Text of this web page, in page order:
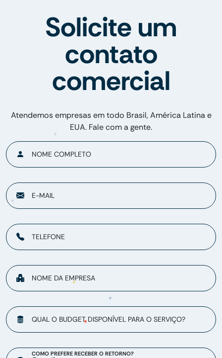
Solicite um
contato
comercial
Atendemos empresas em todo Brasil, América Latina e
EUA. Fale com a gente.
NOME COMPLETO
E-MAIL
TELEFONE
NOME DA EMPRESA
QUAL O BUDGET DISPONÍVEL PARA O SERVIÇO?
COMO PREFERE RECEBER O RETORNO?